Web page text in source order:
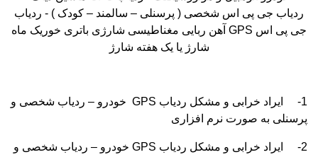
ردیاب جی پی اس شخصی ( پرسنلی – سالمند – کودک ) - ردیاب
جی پی اس GPS آهن ربایی مغناطیسی شارژی باتری خوریک ماه
شارژ یا یک هفته شارژ
1- ایراد خرابی و مشکل ردیاب GPS خودرو – ردیاب شخصی و
پرسنلی به صورت نرم افزاری
2- ایراد خرابی و مشکل ردیاب GPS خودرو – ردیاب شخصی و